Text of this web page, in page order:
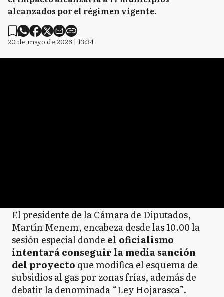
alcanzados por el régimen vigente.
20 de mayo de 2026 | 13:34
El presidente de la Cámara de Diputados,
Martín Menem, encabeza desde las 10.00 la
sesión especial donde el oficialismo
intentará conseguir la media sanción
del proyecto que modifica el esquema de
subsidios al gas por zonas frías, además de
debatir la denominada “Ley Hojarasca”.